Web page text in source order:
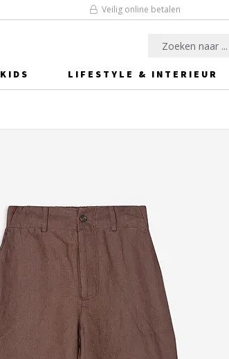
Veilig online betalen
KIDS LIFESTYLE & INTERIEUR